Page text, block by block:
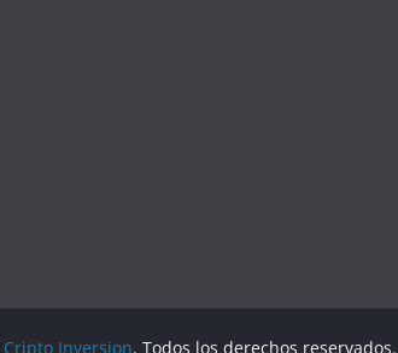
Cripto Inversion. Todos los derechos reservados.